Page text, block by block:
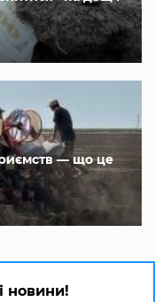
— що це
новини!